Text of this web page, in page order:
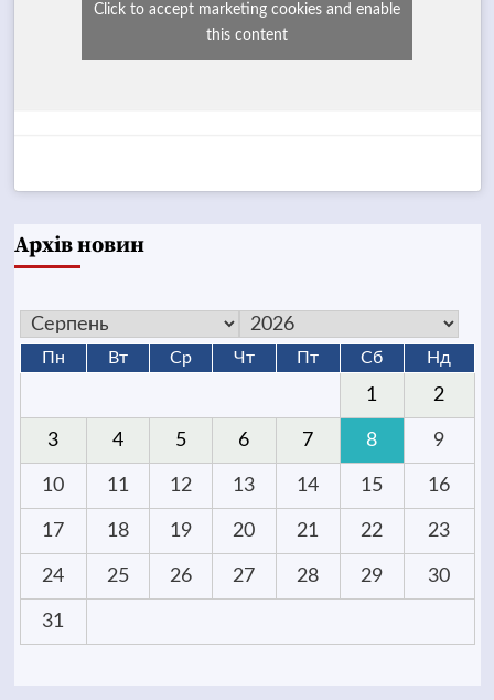
Click to accept marketing cookies and enable
this content
Архів новин
Пн Вт Ср Чт Пт Сб Нд
1 2
3 4 5 6 7 8 9
10 11 12 13 14 15 16
17 18 19 20 21 22 23
24 25 26 27 28 29 30
31